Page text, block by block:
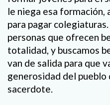
le niega esa formación,
para pagar
personas que ofrecen
totalidad, y buscamos
van de salida para que
generosidad del pueblo
sacerdote.